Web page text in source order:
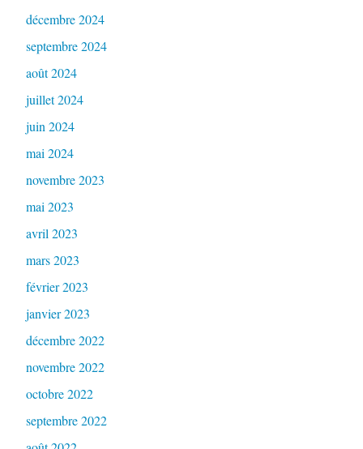
décembre 2024
septembre 2024
août 2024
juillet 2024
juin 2024
mai 2024
novembre 2023
mai 2023
avril 2023
mars 2023
février 2023
janvier 2023
décembre 2022
novembre 2022
octobre 2022
septembre 2022